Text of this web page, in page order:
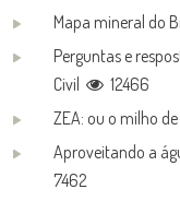
Mapa mineral do
Perguntas e
Civil
12466
ZEA: ou o milho
Aproveitando a
7462